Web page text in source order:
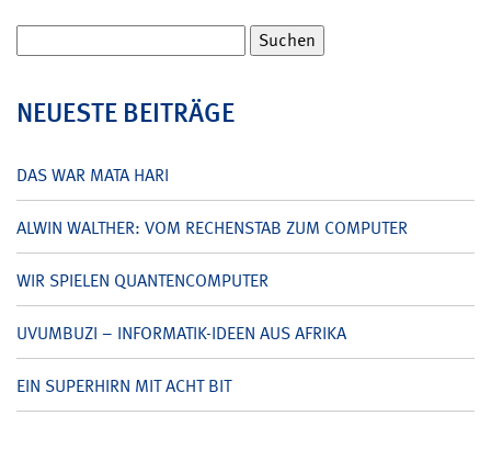
nach:
NEUESTE BEITRÄGE
DAS WAR MATA HARI
ALWIN WALTHER: VOM RECHENSTAB ZUM COMPUTER
WIR SPIELEN QUANTENCOMPUTER
UVUMBUZI – INFORMATIK-IDEEN AUS AFRIKA
EIN SUPERHIRN MIT ACHT BIT